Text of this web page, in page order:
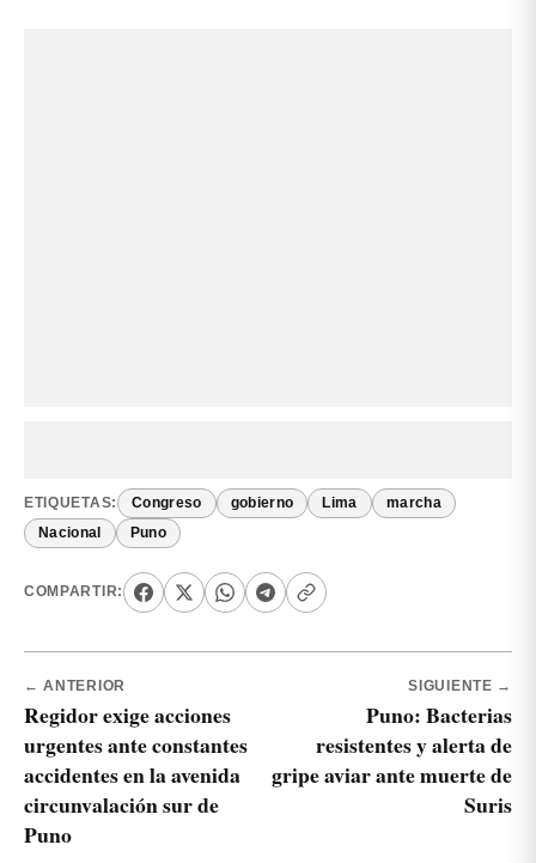
ETIQUETAS: Congreso gobierno Lima marcha
Nacional Puno
COMPARTIR:
← ANTERIOR
Regidor exige acciones
urgentes ante constantes
accidentes en la avenida
circunvalación sur de
Puno
SIGUIENTE →
Puno: Bacterias
resistentes y alerta de
gripe aviar ante muerte de
Suris